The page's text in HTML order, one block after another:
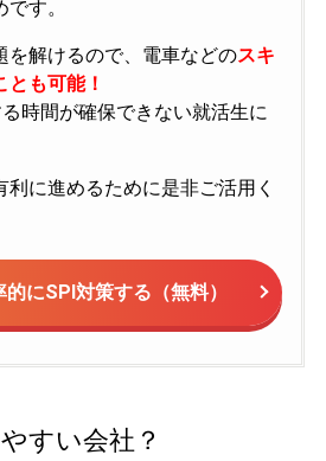
す。
を解けるので、電車などのスキ
も可能！
時間が確保できない就活生に
に進めるために是非ご活用く
にSPI対策する（無料）
すい会社？